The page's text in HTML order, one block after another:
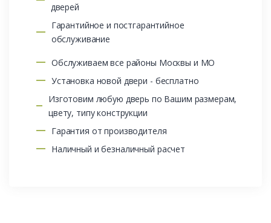
дверей
Гарантийное и постгарантийное
обслуживание
Обслуживаем все районы Москвы и МО
Установка новой двери - бесплатно
Изготовим любую дверь по Вашим размерам,
цвету, типу конструкции
Гарантия от производителя
Наличный и безналичный расчет